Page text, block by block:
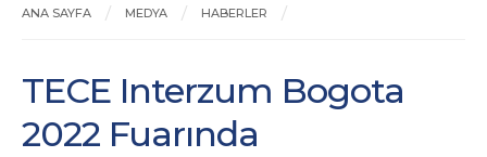
ANA SAYFA MEDYA HABERLER
TECE Interzum Bogota
2022 Fuarında